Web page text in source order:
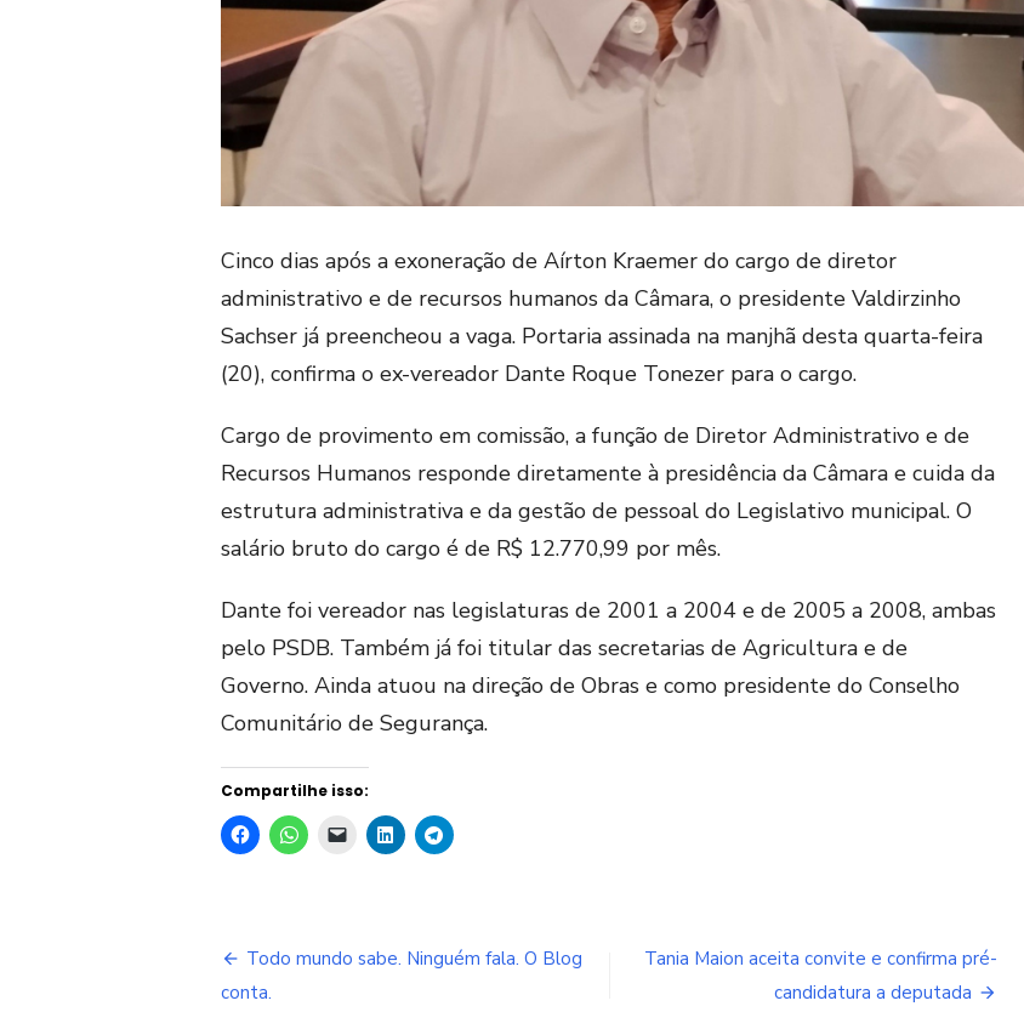
Cinco dias após a exoneração de Aírton Kraemer do cargo de diretor
administrativo e de recursos humanos da Câmara, o presidente Valdirzinho
Sachser já preencheou a vaga. Portaria assinada na manjhã desta quarta-feira
(20), confirma o ex-vereador Dante Roque Tonezer para o cargo.
Cargo de provimento em comissão, a função de Diretor Administrativo e de
Recursos Humanos responde diretamente à presidência da Câmara e cuida da
estrutura administrativa e da gestão de pessoal do Legislativo municipal. O
salário bruto do cargo é de R$ 12.770,99 por mês.
Dante foi vereador nas legislaturas de 2001 a 2004 e de 2005 a 2008, ambas
pelo PSDB. Também já foi titular das secretarias de Agricultura e de
Governo. Ainda atuou na direção de Obras e como presidente do Conselho
Comunitário de Segurança.
Compartilhe isso:
Navegação
de
Todo mundo sabe. Ninguém fala. O Blog
conta.
Tania Maion aceita convite e confirma pré-
candidatura a deputada